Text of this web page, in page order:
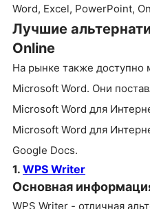
Word, Excel, PowerPoint,
Лучшие
Online
На рынке также доступно
Microsoft Word. Они
Microsoft Word для
Microsoft Word для
Google Docs.
1. WPS Writer
Основная
WPS Writer - отличная